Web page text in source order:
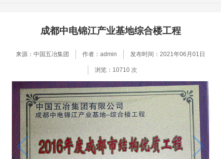
成都中电锦江产业基地综合楼工程
来源：中国五冶集团 作者：admin 发布时间：2021年06月01日
浏览：10710 次